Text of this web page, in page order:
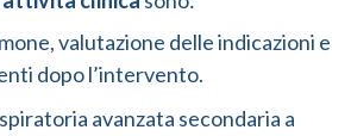
valutazione delle indicazioni e
dopo l’intervento.
avanzata secondaria a